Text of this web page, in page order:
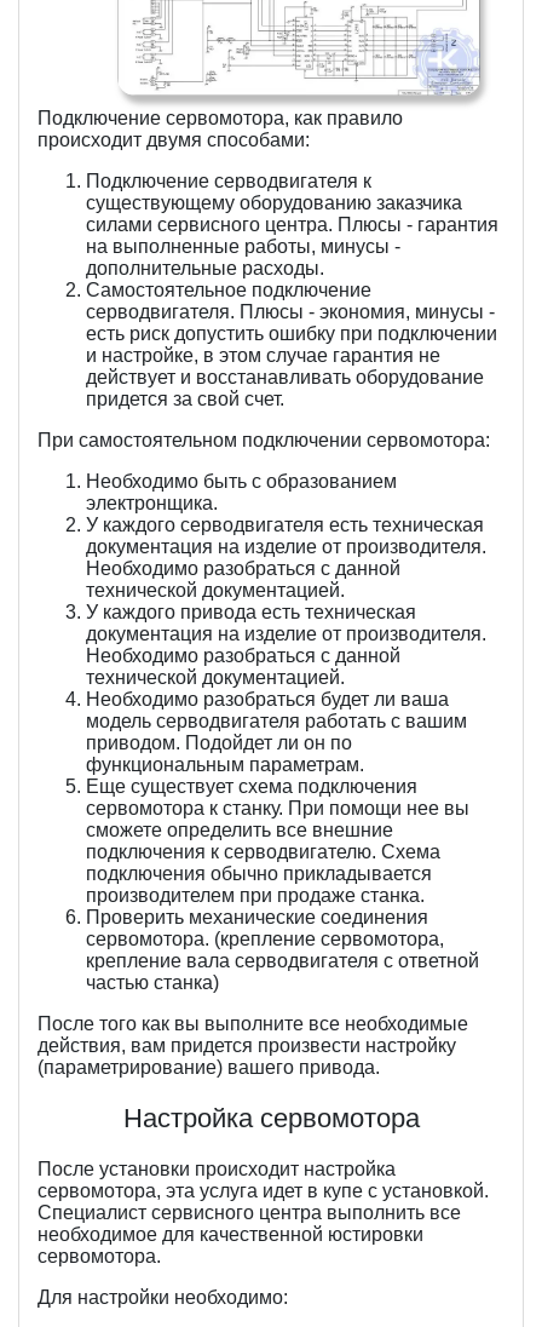
Подключение сервомотора, как правило
происходит двумя способами:
Подключение серводвигателя к
существующему оборудованию заказчика
силами сервисного центра. Плюсы - гарантия
на выполненные работы, минусы -
дополнительные расходы.
Самостоятельное подключение
серводвигателя. Плюсы - экономия, минусы -
есть риск допустить ошибку при подключении
и настройке, в этом случае гарантия не
действует и восстанавливать оборудование
придется за свой счет.
При самостоятельном подключении сервомотора:
Необходимо быть с образованием
электронщика.
У каждого серводвигателя есть техническая
документация на изделие от производителя.
Необходимо разобраться с данной
технической документацией.
У каждого привода есть техническая
документация на изделие от производителя.
Необходимо разобраться с данной
технической документацией.
Необходимо разобраться будет ли ваша
модель серводвигателя работать с вашим
приводом. Подойдет ли он по
функциональным параметрам.
Еще существует схема подключения
сервомотора к станку. При помощи нее вы
сможете определить все внешние
подключения к серводвигателю. Схема
подключения обычно прикладывается
производителем при продаже станка.
Проверить механические соединения
сервомотора. (крепление сервомотора,
крепление вала серводвигателя с ответной
частью станка)
После того как вы выполните все необходимые
действия, вам придется произвести настройку
(параметрирование) вашего привода.
Настройка сервомотора
После установки происходит настройка
сервомотора, эта услуга идет в купе с установкой.
Специалист сервисного центра выполнить все
необходимое для качественной юстировки
сервомотора.
Для настройки необходимо: